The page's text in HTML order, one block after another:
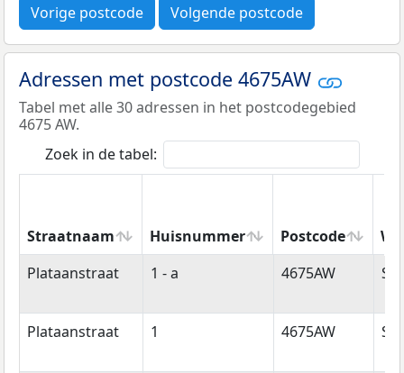
Vorige postcode Volgende postcode
Adressen met postcode 4675AW
Tabel met alle 30 adressen in het postcodegebied
4675 AW.
Zoek in de tabel:
Straatnaam Huisnummer Postcode
Straatnaam
Huisnummer Postcode
Plataanstraat 1 - a 4675AW
Plataanstraat 1 4675AW